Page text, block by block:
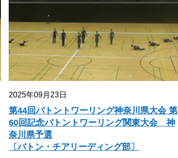
2025年09月23日
第44回バトントワーリング神奈川県大会 第
60回記念バトントワーリング関東大会 神
奈川県予選
〔バトン・チアリーディング部〕